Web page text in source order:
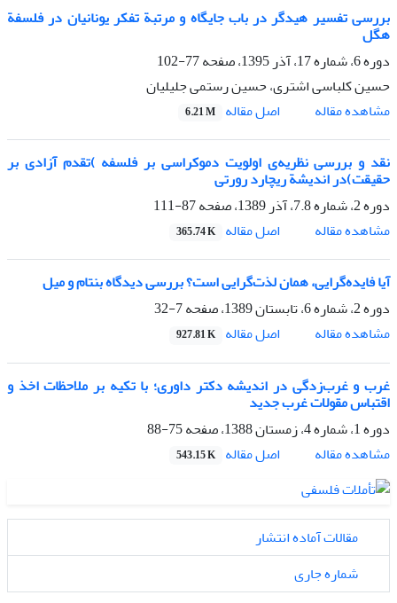
بررسی تفسیر هیدگر در باب جایگاه و مرتبة تفکر یونانیان در فلسفة
هگل
دوره 6، شماره 17، آذر 1395، صفحه
77-102
حسین کلباسی اشتری، حسین رستمی جلیلیان
مشاهده مقاله
اصل مقاله 6.21 M
نقد و بررسی نظریه‌ی اولویت دموکراسی بر فلسفه )تقدم آزادی بر
حقیقت)در اندیشة ریچارد رورتی
دوره 2، شماره 7.8، آذر 1389، صفحه
87-111
مشاهده مقاله
اصل مقاله 365.74 K
آیا فایده‌گرایی، همان لذت‌گرایی است؟ بررسی دیدگاه بنتام و میل
دوره 2، شماره 6، تابستان 1389، صفحه
7-32
مشاهده مقاله
اصل مقاله 927.81 K
غرب و غرب‌زدگی در اندیشه دکتر داوری؛ با تکیه بر ملاحظات اخذ و
اقتباس مقولات غرب جدید
دوره 1، شماره 4، زمستان 1388، صفحه
75-88
مشاهده مقاله
اصل مقاله 543.15 K
مقالات آماده انتشار
شماره جاری